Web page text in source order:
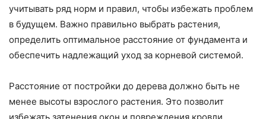
учитывать ряд норм и правил, чтобы избежать проблем
в будущем. Важно правильно выбрать растения,
определить оптимальное расстояние от фундамента и
обеспечить надлежащий уход за корневой системой.
Расстояние от постройки до дерева должно быть не
менее высоты взрослого растения. Это позволит